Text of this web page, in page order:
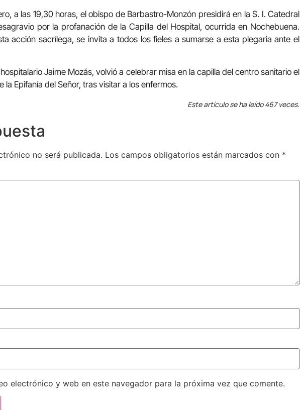
a las 19,30 horas, el obispo de Barbastro-Monzón presidirá en la S. I. Catedral
por la profanación de la Capilla del Hospital, ocurrida en Nochebuena.
acción sacrílega, se invita a todos los fieles a sumarse a esta plegaria ante el
Jaime Mozás, volvió a celebrar misa en la capilla del centro sanitario el
la Epifanía del Señor, tras visitar a los enfermos.
Este artículo se ha leído 467 veces.
no será publicada. Los campos obligatorios están marcados con *
electrónico y web en este navegador para la próxima vez que comente.